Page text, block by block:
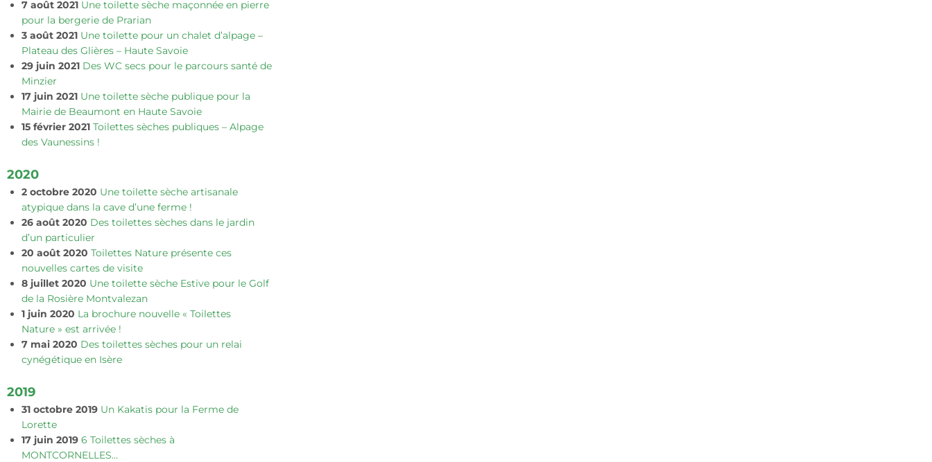
7 août 2021 Une toilette sèche maçonnée en pierre
pour la bergerie de Prarian
3 août 2021 Une toilette pour un chalet d’alpage –
Plateau des Glières – Haute Savoie
29 juin 2021 Des WC secs pour le parcours santé de
Minzier
17 juin 2021 Une toilette sèche publique pour la
Mairie de Beaumont en Haute Savoie
15 février 2021 Toilettes sèches publiques – Alpage
des Vaunessins !
2020
2 octobre 2020 Une toilette sèche artisanale
atypique dans la cave d’une ferme !
26 août 2020 Des toilettes sèches dans le jardin
d’un particulier
20 août 2020 Toilettes Nature présente ces
nouvelles cartes de visite
8 juillet 2020 Une toilette sèche Estive pour le Golf
de la Rosière Montvalezan
1 juin 2020 La brochure nouvelle « Toilettes
Nature » est arrivée !
7 mai 2020 Des toilettes sèches pour un relai
cynégétique en Isère
2019
31 octobre 2019 Un Kakatis pour la Ferme de
Lorette
17 juin 2019 6 Toilettes sèches à
MONTCORNELLES…